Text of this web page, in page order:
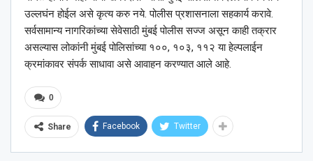
उल्लघंन होईल असे कृत्य करु नये. पोलीस प्रशासनाला सहकार्य करावे.
सर्वसामान्य नागरिकांच्या सेवेसाठी मुंबई पोलीस सज्ज असून काही तक्रार
असल्यास लोकांनी मुंबई पोलिसांच्या १००, १०३, ११२ या हेल्पलाईन
क्रमांकावर संपर्क साधावा असे आवाहन करण्यात आले आहे.
0
Share Facebook Twitter